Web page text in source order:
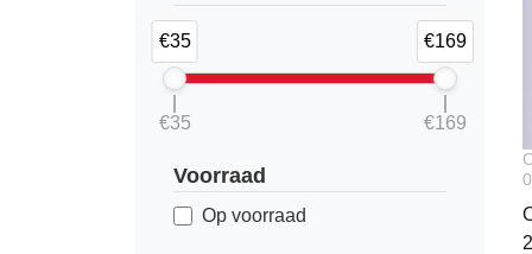
€35 €169
€35 €169
Voorraad
Op voorraad